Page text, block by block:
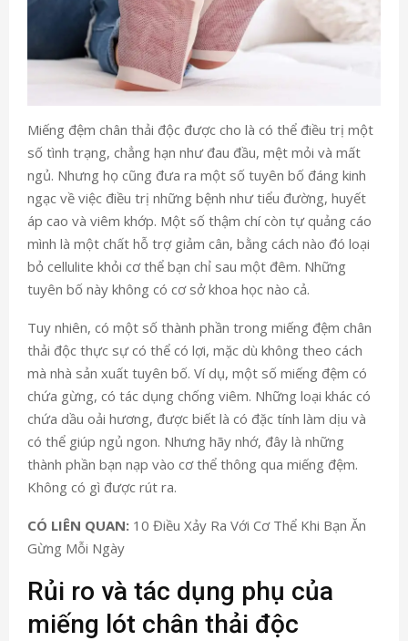
Miếng đệm chân thải độc được cho là có thể điều trị một
số tình trạng, chẳng hạn như đau đầu, mệt mỏi và mất
ngủ. Nhưng họ cũng đưa ra một số tuyên bố đáng kinh
ngạc về việc điều trị những bệnh như tiểu đường, huyết
áp cao và viêm khớp. Một số thậm chí còn tự quảng cáo
mình là một chất hỗ trợ giảm cân, bằng cách nào đó loại
bỏ cellulite khỏi cơ thể bạn chỉ sau một đêm. Những
tuyên bố này không có cơ sở khoa học nào cả.
Tuy nhiên, có một số thành phần trong miếng đệm chân
thải độc thực sự có thể có lợi, mặc dù không theo cách
mà nhà sản xuất tuyên bố. Ví dụ, một số miếng đệm có
chứa gừng, có tác dụng chống viêm. Những loại khác có
chứa dầu oải hương, được biết là có đặc tính làm dịu và
có thể giúp ngủ ngon. Nhưng hãy nhớ, đây là những
thành phần bạn nạp vào cơ thể thông qua miếng đệm.
Không có gì được rút ra.
CÓ LIÊN QUAN: 10 Điều Xảy Ra Với Cơ Thể Khi Bạn Ăn
Gừng Mỗi Ngày
Rủi ro và tác dụng phụ của
miếng lót chân thải độc